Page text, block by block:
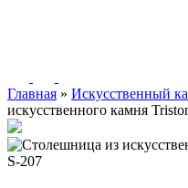
Главная » Искусственный
искусственного камня